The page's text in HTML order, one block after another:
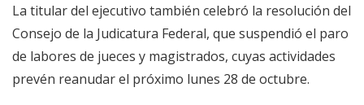
La titular del ejecutivo también celebró la resolución del
Consejo de la Judicatura Federal, que suspendió el paro
de labores de jueces y magistrados, cuyas actividades
prevén reanudar el próximo lunes 28 de octubre.